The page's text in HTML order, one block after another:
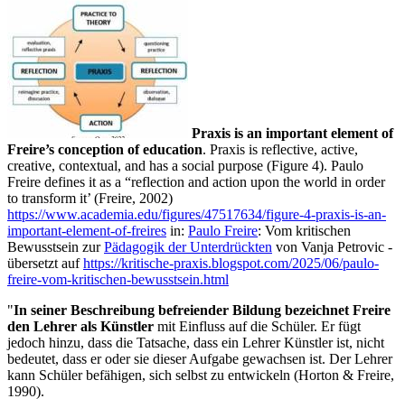
Praxis is an important element of
Freire’s conception of education. Praxis is reflective, active,
creative, contextual, and has a social purpose (Figure 4). Paulo
Freire defines it as a “reflection and action upon the world in order
to transform it’ (Freire, 2002)
https://www.academia.edu/figures/47517634/figure-4-praxis-is-an-
important-element-of-freires in: Paulo Freire: Vom kritischen
Bewusstsein zurPädagogik der Unterdrückten von Vanja Petrovic -
übersetzt aufhttps://kritische-praxis.blogspot.com/2025/06/paulo-
freire-vom-kritischen-bewusstsein.html
"In seiner Beschreibung befreiender Bildung bezeichnet Freire
den Lehrer als Künstler mit Einfluss auf die Schüler. Er fügt
jedoch hinzu, dass die Tatsache, dass ein Lehrer Künstler ist, nicht
bedeutet, dass er oder sie dieser Aufgabe gewachsen ist. Der Lehrer
kann Schüler befähigen, sich selbst zu entwickeln (Horton & Freire,
1990).